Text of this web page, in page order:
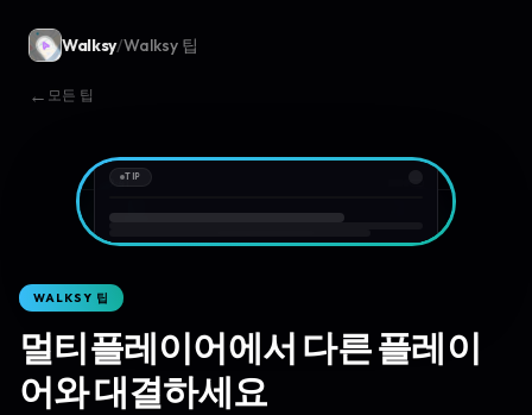
Walksy/Walksy 팁
← 모든 팁
9:41TIP
WALKSY 팁
멀티플레이어에서 다른 플레이
어와 대결하세요